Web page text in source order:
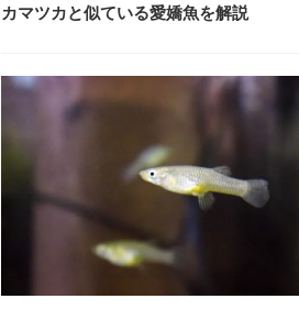
カマツカと似ている愛嬌魚を解説